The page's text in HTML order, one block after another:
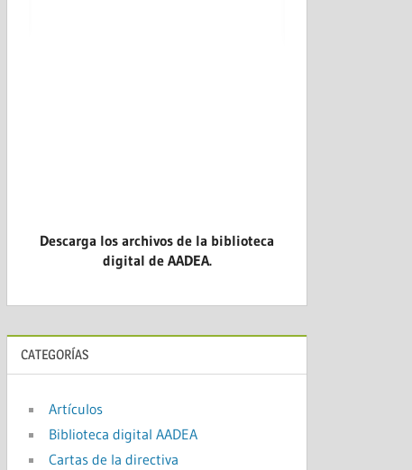
Descarga los archivos de la biblioteca
digital de AADEA.
CATEGORÍAS
Artículos
Biblioteca digital AADEA
Cartas de la directiva